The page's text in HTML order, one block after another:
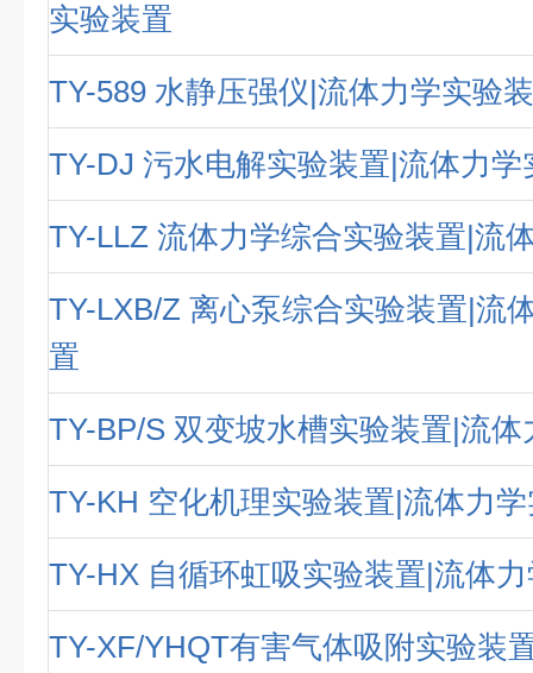
实验装置
TY-589 水静压强仪|流体力学实验
TY-DJ 污水电解实验装置|流体力学
TY-LLZ 流体力学综合实验装置|流
TY-LXB/Z 离心泵综合实验装置|流
置
TY-BP/S 双变坡水槽实验装置|流
TY-KH 空化机理实验装置|流体力
TY-HX 自循环虹吸实验装置|流体
TY-XF/YHQT有害气体吸附实验装